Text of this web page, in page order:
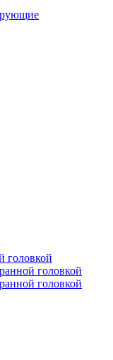
головкой
головкой
головкой